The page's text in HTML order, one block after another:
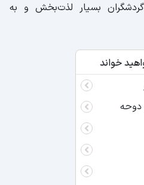
بسیار لذت‌بخش و به
خواند
دوحه